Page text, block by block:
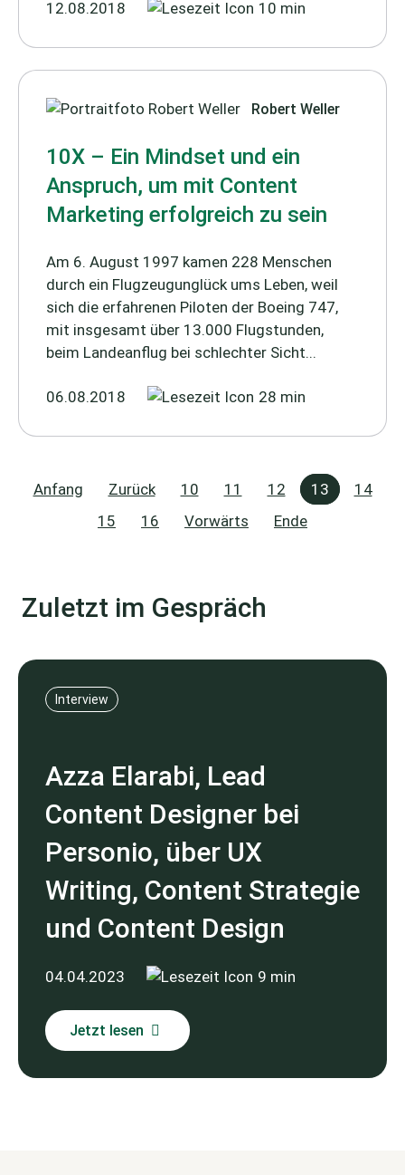
12.08.2018 10 min
Robert Weller
10X – Ein Mindset und ein
Anspruch, um mit Content
Marketing erfolgreich zu sein
Am 6. August 1997 kamen 228 Menschen
durch ein Flugzeugunglück ums Leben, weil
sich die erfahrenen Piloten der Boeing 747,
mit insgesamt über 13.000 Flugstunden,
beim Landeanflug bei schlechter Sicht...
06.08.2018 28 min
Anfang Zurück 10 11 12 13
14
15
16 Vorwärts Ende
Zuletzt im Gespräch
Interview
Azza Elarabi, Lead
Content Designer bei
Personio, über UX
Writing, Content Strategie
und Content Design
04.04.2023 9 min
Jetzt lesen